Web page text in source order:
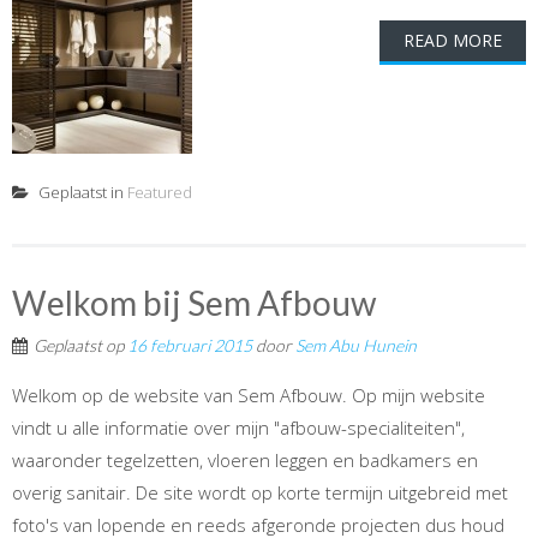
READ MORE
Geplaatst in Featured
Welkom bij Sem Afbouw
Geplaatst op 16 februari 2015doorSem Abu Hunein
Welkom op de website van Sem Afbouw. Op mijn website
vindt u alle informatie over mijn "afbouw-specialiteiten",
waaronder tegelzetten, vloeren leggen en badkamers en
overig sanitair. De site wordt op korte termijn uitgebreid met
foto's van lopende en reeds afgeronde projecten dus houd